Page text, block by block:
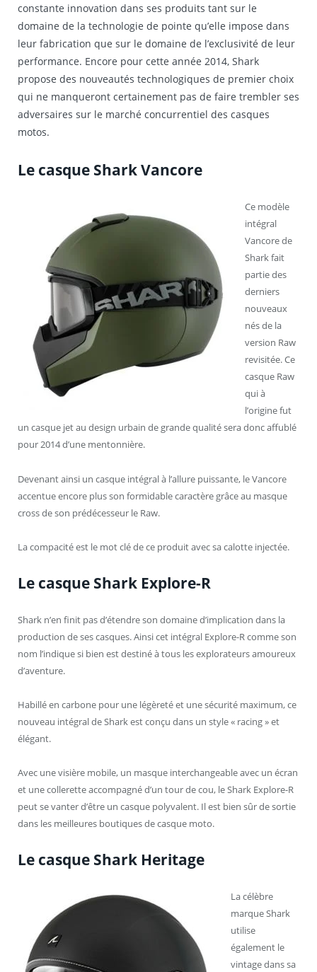
constante innovation dans ses produits tant sur le
domaine de la technologie de pointe qu’elle impose dans
leur fabrication que sur le domaine de l’exclusivité de leur
performance. Encore pour cette année 2014, Shark
propose des nouveautés technologiques de premier choix
qui ne manqueront certainement pas de faire trembler ses
adversaires sur le marché concurrentiel des casques
motos.
Le casque Shark Vancore
Ce modèle
intégral
Vancore de
Shark fait
partie des
derniers
nouveaux
nés de la
version Raw
revisitée. Ce
casque Raw
qui à
l’origine fut
un casque jet au design urbain de grande qualité sera donc affublé
pour 2014 d’une mentonnière.
Devenant ainsi un casque intégral à l’allure puissante, le Vancore
accentue encore plus son formidable caractère grâce au masque
cross de son prédécesseur le Raw.
La compacité est le mot clé de ce produit avec sa calotte injectée.
Le casque Shark Explore-R
Shark n’en finit pas d’étendre son domaine d’implication dans la
production de ses casques. Ainsi cet intégral Explore-R comme son
nom l’indique si bien est destiné à tous les explorateurs amoureux
d’aventure.
Habillé en carbone pour une légèreté et une sécurité maximum, ce
nouveau intégral de Shark est conçu dans un style « racing » et
élégant.
Avec une visière mobile, un masque interchangeable avec un écran
et une collerette accompagné d’un tour de cou, le Shark Explore-R
peut se vanter d’être un casque polyvalent. Il est bien sûr de sortie
dans les meilleures boutiques de casque moto.
Le casque Shark Heritage
La célèbre
marque Shark
utilise
également le
vintage dans sa